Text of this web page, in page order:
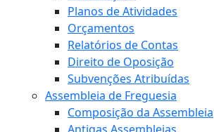
Planos de Atividades
Orçamentos
Relatórios de Contas
Direito de Oposição
Subvenções Atribuídas
Assembleia de Freguesia
Composição da Assembleia